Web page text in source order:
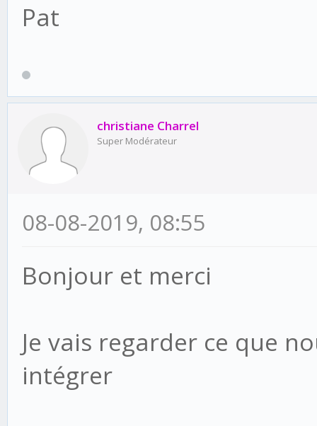
Pat
christiane Charrel
Super Modérateur
08-08-2019, 08:55
Bonjour et merci
Je vais regarder ce que
intégrer